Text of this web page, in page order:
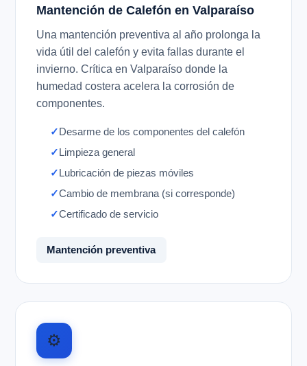
Mantención de Calefón en Valparaíso
Una mantención preventiva al año prolonga la
vida útil del calefón y evita fallas durante el
invierno. Crítica en Valparaíso donde la
humedad costera acelera la corrosión de
componentes.
Desarme de los componentes del calefón
Limpieza general
Lubricación de piezas móviles
Cambio de membrana (si corresponde)
Certificado de servicio
Mantención preventiva
⚙️